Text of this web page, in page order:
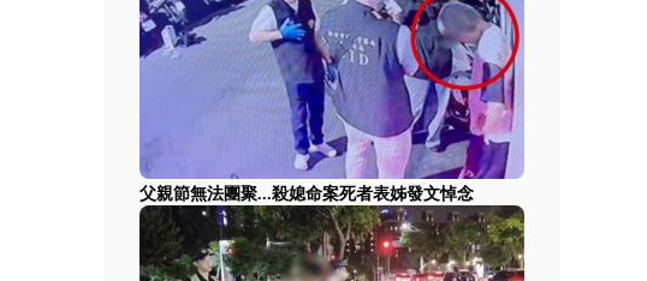
父親節無法團聚...殺媳命案死者表姊發文悼念